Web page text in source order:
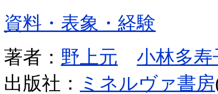
資料・表象・経験
著者： 野上元
小林多寿
出版社：
ミネルヴァ書房